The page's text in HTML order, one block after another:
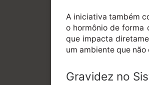
A iniciativa também
o hormônio de forma
que impacta
um ambiente que
Gravidez no